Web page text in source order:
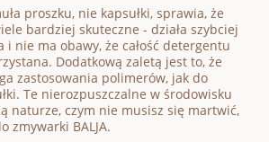
proszku, nie kapsułki, sprawia, że
bardziej skuteczne - działa szybciej
i nie ma obawy, że całość detergentu
Dodatkową zaletą jest to, że
zastosowania polimerów, jak do
Te nierozpuszczalne w środowisku
naturze, czym nie musisz się martwić,
zmywarki BALJA.